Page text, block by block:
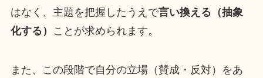
はなく、主題を把握したうえで言い換える（抽象
化する）
ことが求められます。
また、この段階で自分の立場（賛成・反対）をあ